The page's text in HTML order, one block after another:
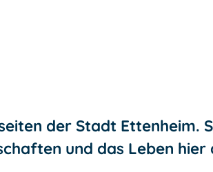
der Stadt Ettenheim.
und das Leben hier